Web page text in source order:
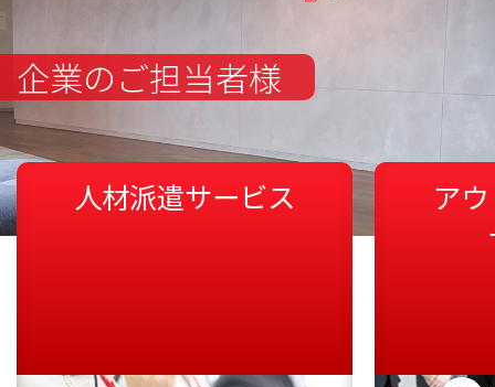
企業のご担当者様
人材派遣サービス
ア